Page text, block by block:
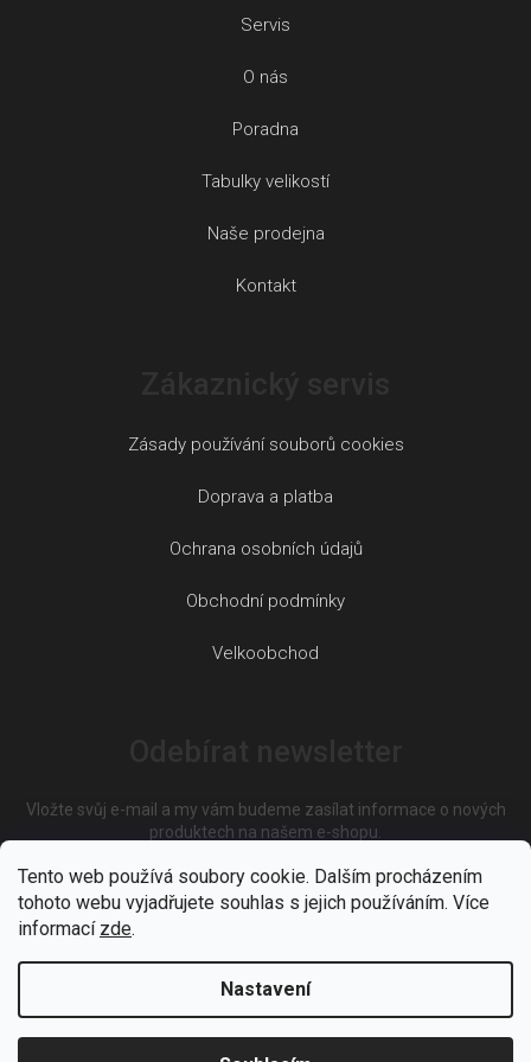
Tento web používá soubory cookie. Dalším procházením
tohoto webu vyjadřujete souhlas s jejich používáním. Více
informací zde.
Nastavení
Servis
O nás
Poradna
Tabulky velikostí
Naše prodejna
Kontakt
Zásady používání souborů cookies
Doprava a platba
Ochrana osobních údajů
Obchodní podmínky
Velkoobchod
Vložte svůj e-mail a my vám budeme zasílat informace o nových
produktech na našem e-shopu.
E-mail
Vložením e-mailu souhlasíte spodmínkami ochrany osobních
údajů